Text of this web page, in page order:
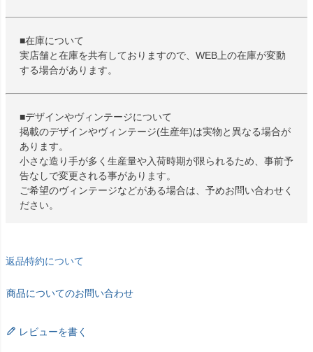
■在庫について
実店舗と在庫を共有しておりますので、WEB上の在庫が変動
する場合があります。
■デザインやヴィンテージについて
掲載のデザインやヴィンテージ(生産年)は実物と異なる場合が
あります。
小さな造り手が多く生産量や入荷時期が限られるため、事前予
告なしで変更される事があります。
ご希望のヴィンテージなどがある場合は、予めお問い合わせく
ださい。
返品特約について
商品についてのお問い合わせ
レビューを書く